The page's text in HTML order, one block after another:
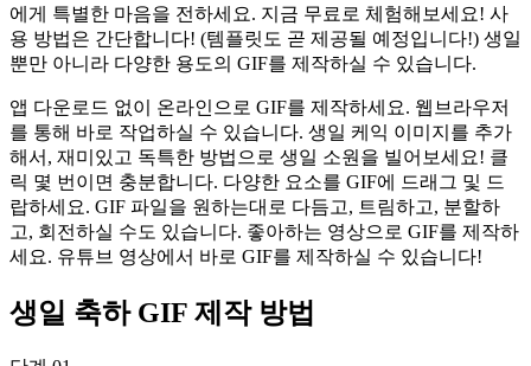
에게 특별한 마음을 전하세요. 지금 무료로 체험해보세요! 사
용 방법은 간단합니다! (템플릿도 곧 제공될 예정입니다!) 생일
뿐만 아니라 다양한 용도의 GIF를 제작하실 수 있습니다.
앱 다운로드 없이 온라인으로 GIF를 제작하세요. 웹브라우저
를 통해 바로 작업하실 수 있습니다. 생일 케익 이미지를 추가
해서, 재미있고 독특한 방법으로 생일 소원을 빌어보세요! 클
릭 몇 번이면 충분합니다. 다양한 요소를 GIF에 드래그 및 드
랍하세요. GIF 파일을 원하는대로 다듬고, 트림하고, 분할하
고, 회전하실 수도 있습니다. 좋아하는 영상으로 GIF를 제작하
세요. 유튜브 영상에서 바로 GIF를 제작하실 수 있습니다!
생일 축하 GIF 제작 방법